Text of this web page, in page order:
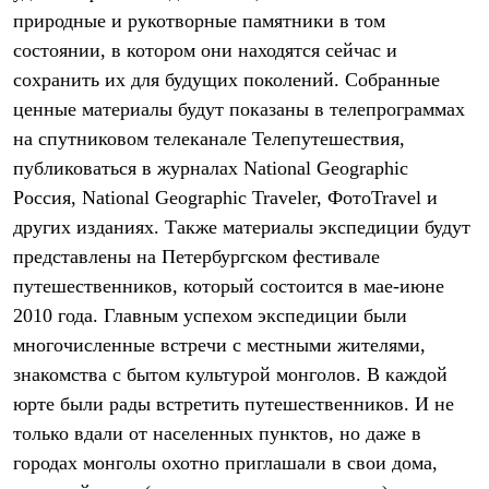
Брюки
Софтшелл одежда
Куртки
Куртки
Брюки
Комбинезоны
Термобелье
Комплект термобелья
Снаряжение
Палатки и тенты
Палатки
Аксессуары для палаток
Рюкзаки
Легкоходные
Альпинистские
Городские
Аксессуары для рюкзаков
Спальные мешки
Пуховые
Комбинированные
природные и рукотворные памятники в том
состоянии, в котором они находятся сейчас и
сохранить их для будущих поколений. Собранные
ценные материалы будут показаны в телепрограммах
на спутниковом телеканале Телепутешествия,
публиковаться в журналах National Geographic
Россия, National Geographic Traveler, ФотоTravel и
других изданиях. Также материалы экспедиции будут
представлены на Петербургском фестивале
путешественников, который состоится в мае-июне
2010 года. Главным успехом экспедиции были
многочисленные встречи с местными жителями,
знакомства с бытом культурой монголов. В каждой
юрте были рады встретить путешественников. И не
только вдали от населенных пунктов, но даже в
городах монголы охотно приглашали в свои дома,